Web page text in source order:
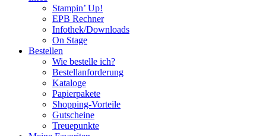
Stampin’ Up!
EPB Rechner
Infothek/Downloads
On Stage
Bestellen
Wie bestelle ich?
Bestellanforderung
Kataloge
Papierpakete
Shopping-Vorteile
Gutscheine
Treuepunkte